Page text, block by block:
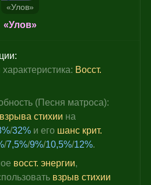
«Улов»
«Улов»
Восст.
(Песня матроса):
стихии на
/32% и его шанс крит.
/7,5%/9%/10,5%/12%.
восст. энергии,
взрыв стихии